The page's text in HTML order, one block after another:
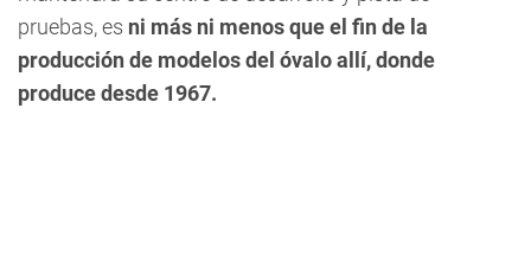
pruebas, es ni más ni menos que el fin de la
producción de modelos del óvalo allí, donde
produce desde 1967.